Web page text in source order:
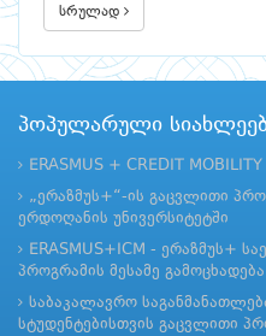
სრულად
პოპულარული
ERASMUS + CREDIT
„ერაზმუს+“-ის გაცვლითი
ერდოღანის უნივერსიტეტში
ERASMUS+ICM - ერაზმუს+
პროგრამის მესამე გამოცხადება
საბაკალავრო
სტუდენტებისთვის გაცვლითი